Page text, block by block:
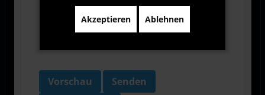
Vorschau
Senden
Akzeptieren Ablehnen